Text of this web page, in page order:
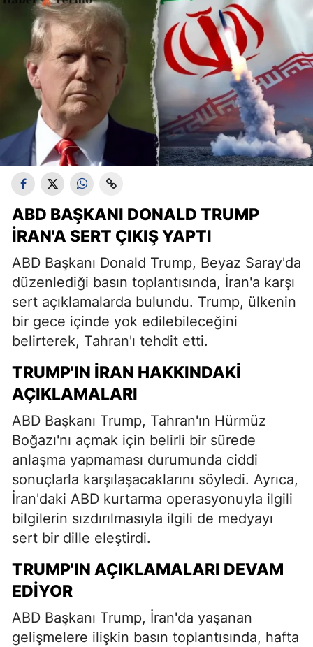
ABD BAŞKANI DONALD TRUMP
İRAN'A SERT ÇIKIŞ YAPTI
ABD Başkanı Donald Trump, Beyaz Saray'da
düzenlediği basın toplantısında, İran'a karşı
sert açıklamalarda bulundu. Trump, ülkenin
bir gece içinde yok edilebileceğini
belirterek, Tahran'ı tehdit etti.
TRUMP'IN İRAN HAKKINDAKI
AÇIKLAMALARI
ABD Başkanı Trump, Tahran'ın Hürmüz
Boğazı'nı açmak için belirli bir sürede
anlaşma yapmaması durumunda ciddi
sonuçlarla karşılaşacaklarını söyledi. Ayrıca,
İran'daki ABD kurtarma operasyonuyla ilgili
bilgilerin sızdırılmasıyla ilgili de medyayı
sert bir dille eleştirdi.
TRUMP'IN AÇIKLAMALARI DEVAM
EDIYOR
ABD Başkanı Trump, İran'da yaşanan
gelişmelere ilişkin basın toplantısında, hafta